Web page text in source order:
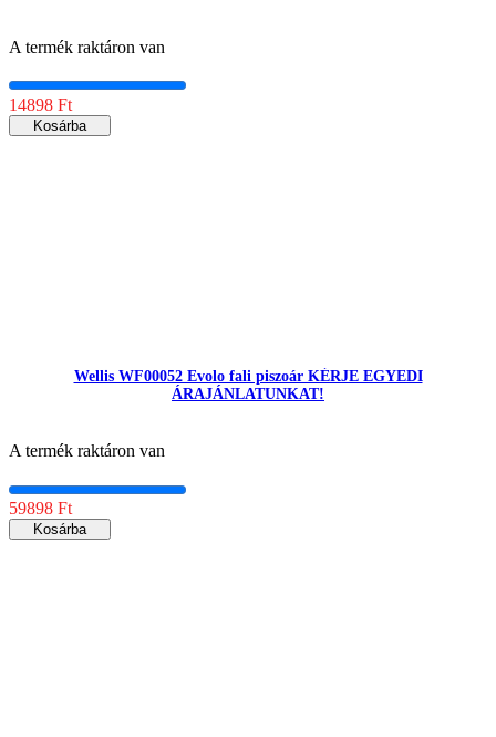
A termék raktáron van
14898 Ft
Kosárba
Wellis WF00052 Evolo fali piszoár KÉRJE EGYEDI
ÁRAJÁNLATUNKAT!
A termék raktáron van
59898 Ft
Kosárba